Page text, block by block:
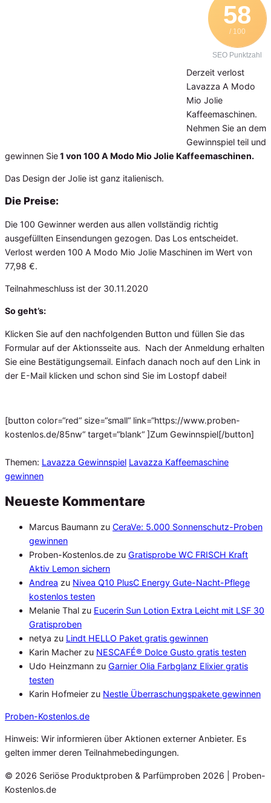
58
/ 100
SEO Punktzahl
Derzeit verlost
Lavazza A Modo
Mio Jolie
Kaffeemaschinen.
Nehmen Sie an dem
Gewinnspiel teil und
gewinnen Sie1 von 100 A Modo Mio Jolie Kaffeemaschinen.
Das Design der Jolie ist ganz italienisch.
Die Preise:
Die 100 Gewinner werden aus allen vollständig richtig
ausgefüllten Einsendungen gezogen. Das Los entscheidet.
Verlost werden 100 A Modo Mio Jolie Maschinen im Wert von
77,98 €.
Teilnahmeschluss ist der 30.11.2020
So geht’s:
Klicken Sie auf den nachfolgenden Button und füllen Sie das
Formular auf der Aktionsseite aus. Nach der Anmeldung erhalten
Sie eine Bestätigungsemail. Einfach danach noch auf den Link in
der E-Mail klicken und schon sind Sie im Lostopf dabei!
[button color=“red“ size=“small“ link=“https://www.proben-
kostenlos.de/85nw“ target=“blank“ ]Zum Gewinnspiel[/button]
Themen: Lavazza Gewinnspiel Lavazza Kaffeemaschine
gewinnen
Neueste Kommentare
Marcus Baumann zu CeraVe: 5.000 Sonnenschutz-Proben
gewinnen
Proben-Kostenlos.de zu Gratisprobe WC FRISCH Kraft
Aktiv Lemon sichern
Andrea zu Nivea Q10 PlusC Energy Gute-Nacht-Pflege
kostenlos testen
Melanie Thal zu Eucerin Sun Lotion Extra Leicht mit LSF 30
Gratisproben
netya zu Lindt HELLO Paket gratis gewinnen
Karin Macher zu NESCAFÉ® Dolce Gusto gratis testen
Udo Heinzmann zu Garnier Olia Farbglanz Elixier gratis
testen
Karin Hofmeier zu Nestle Überraschungspakete gewinnen
Proben-Kostenlos.de
Hinweis: Wir informieren über Aktionen externer Anbieter. Es
gelten immer deren Teilnahmebedingungen.
© 2026 Seriöse Produktproben & Parfümproben 2026 | Proben-
Kostenlos.de